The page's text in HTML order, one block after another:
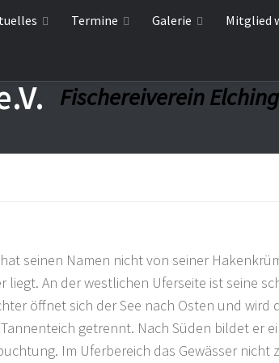
Termine Galerie Mitglied
Fischereiverein
seinen Namen nicht von seiner
liegt. An der westlichen Uferseite ist seine
öffnet sich der See nach Osten und wird
getrennt. Nach Süden bildet er
Im Uferbereich das Gewässer nicht